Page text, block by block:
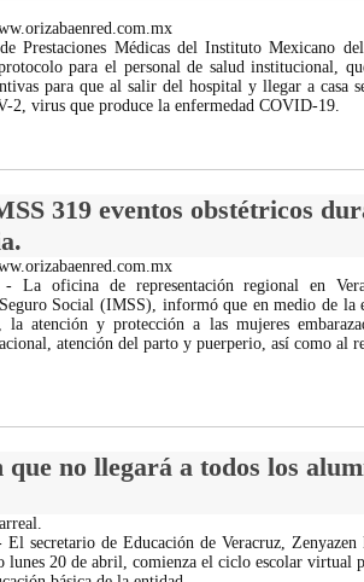
Prestaciones Médicas del Instituto Mexicano
para el personal de salud institucional,
para que al salir del hospital y llegar a casa
2, virus que produce la enfermedad COVID-19.
319 eventos obstétricos
- La oficina de representación regional en
Social (IMSS), informó que en medio de la
atención y protección a las mujeres
atención del parto y puerperio, así como al
que no llegará a todos los
El secretario de Educación de Veracruz,
lunes 20 de abril, comienza el ciclo escolar virtual